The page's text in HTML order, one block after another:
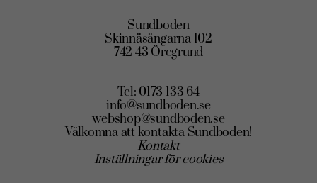
Sundboden
Skinnäsängarna 102
742 43 Öregrund
Tel: 0173 133 64
info@sundboden.se
webshop@sundboden.se
Välkomna att kontakta Sundboden!
Kontakt
Inställningar för cookies